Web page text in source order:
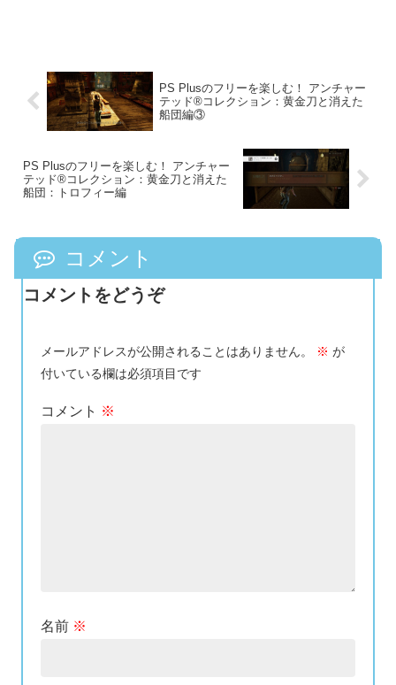
PS Plusのフリーを楽しむ！ アンチャー
テッド®コレクション：黄金刀と消えた
船団編③
PS Plusのフリーを楽しむ！ アンチャー
テッド®コレクション：黄金刀と消えた
船団：トロフィー編
コメント
コメントをどうぞ
メールアドレスが公開されることはありません。 ※ が
付いている欄は必須項目です
コメント ※
名前 ※